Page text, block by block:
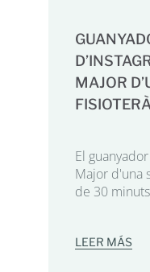
MAJOR
El
Major d'una
de 30
LEER MÁS